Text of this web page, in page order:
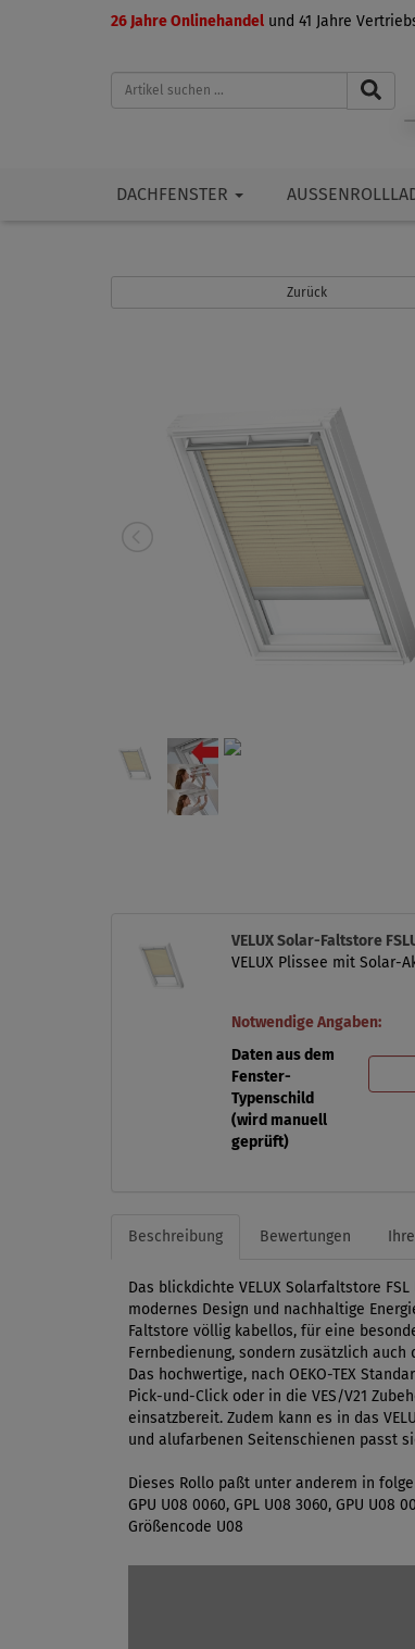
26 Jahre Onlinehandel und 41 Jahre
DACHFENSTER
Zurück
VELUX Solar-Faltstore
VELUX Plissee mit Solar-
Notwendige Angaben:
Daten aus dem
Fenster-
Typenschild
(wird manuell
geprüft)
Beschreibung Bewertungen
Das blickdichte VELUX Solarfaltstore
modernes Design und nachhaltige
Faltstore völlig kabellos, für eine
Fernbedienung, sondern zusätzlich
Das hochwertige, nach OEKO-TEX
Pick-und-Click oder in die VES/V21
einsatzbereit. Zudem kann es in das
und alufarbenen Seitenschienen passt
Dieses Rollo paßt unter anderem in
GPU U08 0060, GPL U08 3060, GPU U08
Größencode U08